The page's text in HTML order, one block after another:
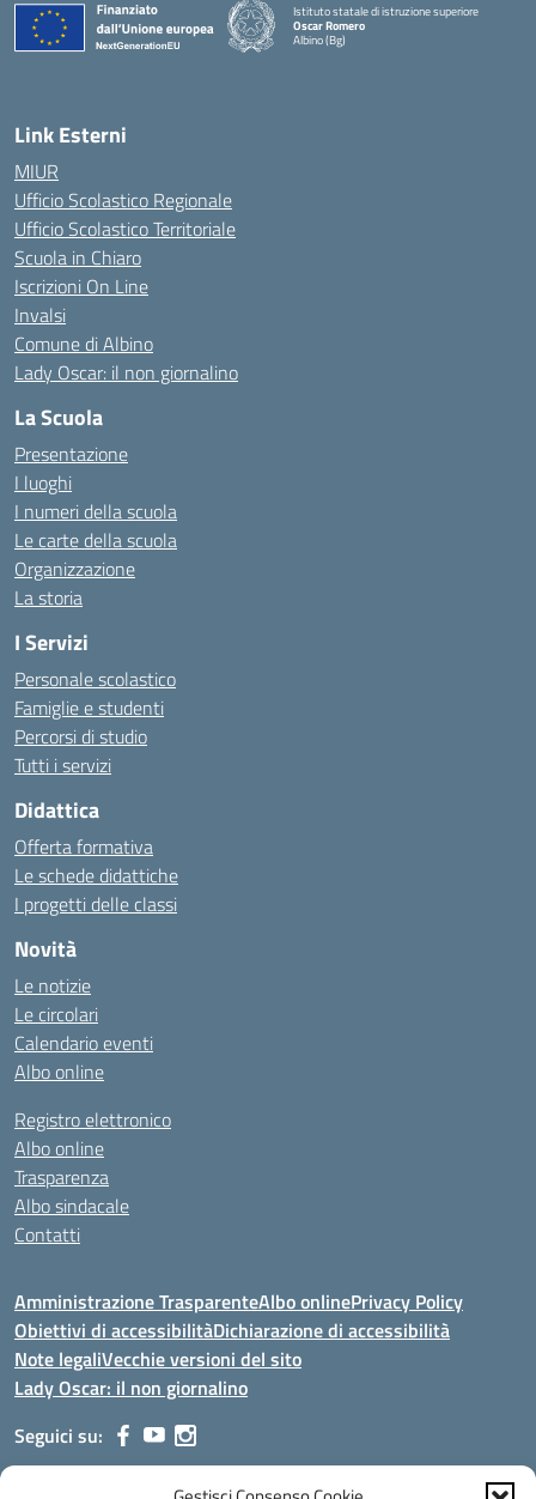
Istituto statale di istruzione superiore
Oscar Romero
Albino (Bg)
Link Esterni
MIUR
Ufficio Scolastico Regionale
Ufficio Scolastico Territoriale
Scuola in Chiaro
Iscrizioni On Line
Invalsi
Comune di Albino
Lady Oscar: il non giornalino
La Scuola
Presentazione
I luoghi
I numeri della scuola
Le carte della scuola
Organizzazione
La storia
I Servizi
Personale scolastico
Famiglie e studenti
Percorsi di studio
Tutti i servizi
Didattica
Offerta formativa
Le schede didattiche
I progetti delle classi
Novità
Le notizie
Le circolari
Calendario eventi
Albo online
Registro elettronico
Albo online
Trasparenza
Albo sindacale
Contatti
Amministrazione TrasparenteAlbo onlinePrivacy Policy
Obiettivi di accessibilitàDichiarazione di accessibilità
Note legaliVecchie versioni del sito
Lady Oscar: il non giornalino
Seguici su: